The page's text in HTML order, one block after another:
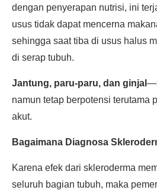
dengan penyerapan nutrisi, ini
usus tidak dapat mencerna
sehingga saat tiba di usus halus
di serap tubuh.
Jantung, paru-paru, dan ginjal
namun tetap berpotensi terutama
akut.
Bagaimana Diagnosa
Karena efek dari skleroderma
seluruh bagian tubuh, maka